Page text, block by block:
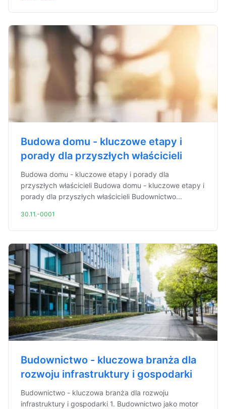
Budowa domu - kluczowe etapy i
porady dla przyszłych właścicieli
Budowa domu - kluczowe etapy i porady dla
przyszłych właścicieli Budowa domu - kluczowe etapy i
porady dla przyszłych właścicieli Budownictwo...
30.11.-0001
Budownictwo - kluczowa branża dla
rozwoju infrastruktury i gospodarki
Budownictwo - kluczowa branża dla rozwoju
infrastruktury i gospodarki 1. Budownictwo jako motor